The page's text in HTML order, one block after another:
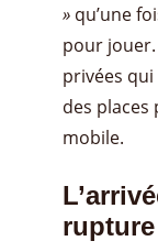
» qu’une
pour
privées
des places
mobile.